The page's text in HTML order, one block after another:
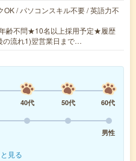
OK / パソコンスキル不要 / 英語力不
齢不問★10名以上採用予定★履歴
流れ1)翌営業日まで…
40代 50代
60代
男性
見る